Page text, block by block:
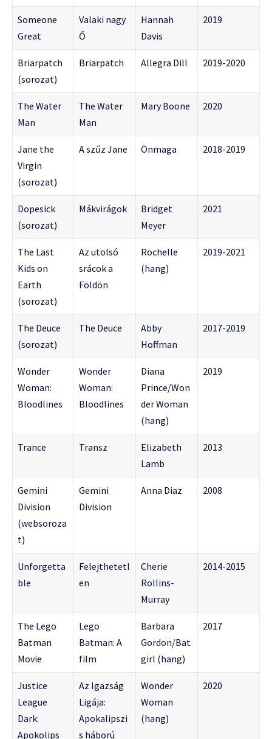
Someone
Great
Valaki nagy
Ő
Hannah
Davis
2019
Briarpatch
(sorozat)
Briarpatch Allegra Dill 2019-2020
The Water
Man
The Water
Man
Mary Boone 2020
Jane the
Virgin
(sorozat)
A szűz Jane Önmaga 2018-2019
Dopesick
(sorozat)
Mákvirágok
Bridget
Meyer
2021
The Last
Kids on
Earth
(sorozat)
Az utolsó
srácok a
Földön
Rochelle
(hang)
2019-2021
The Deuce
(sorozat)
The Deuce
Abby
Hoffman
2017-2019
Wonder
Woman:
Bloodlines
Wonder
Woman:
Bloodlines
Diana
Prince/Won
der Woman
(hang)
2019
Trance Transz
Elizabeth
Lamb
2013
Gemini
Division
(websoroza
t)
Gemini
Division
Anna Diaz 2008
Unforgetta
ble
Felejthetetl
en
Cherie
Rollins-
Murray
2014-2015
The Lego
Batman
Movie
Lego
Batman: A
film
Barbara
Gordon/Bat
girl (hang)
2017
Justice
League
Dark:
Apokolips
Az Igazság
Ligája:
Apokalipszi
s háború
Wonder
Woman
(hang)
2020